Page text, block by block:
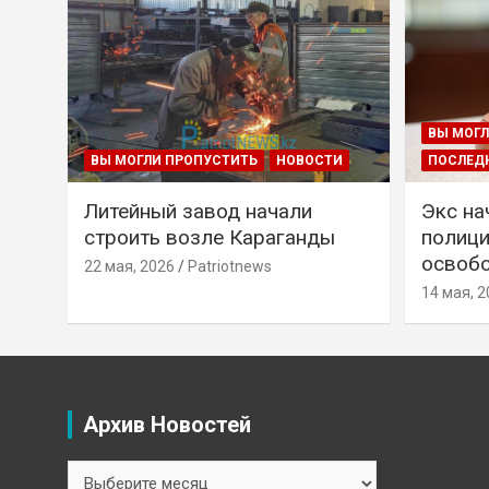
ВЫ МОГЛИ ПРОПУСТИТЬ НОВОСТИ
Литейный завод начали
строить возле Караганды
22 мая, 2026 Patriotnews
ВЫ
Экс
14 мая,
Архив Новостей